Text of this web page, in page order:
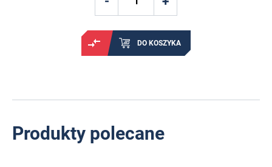
DO KOSZYKA
Produkty polecane